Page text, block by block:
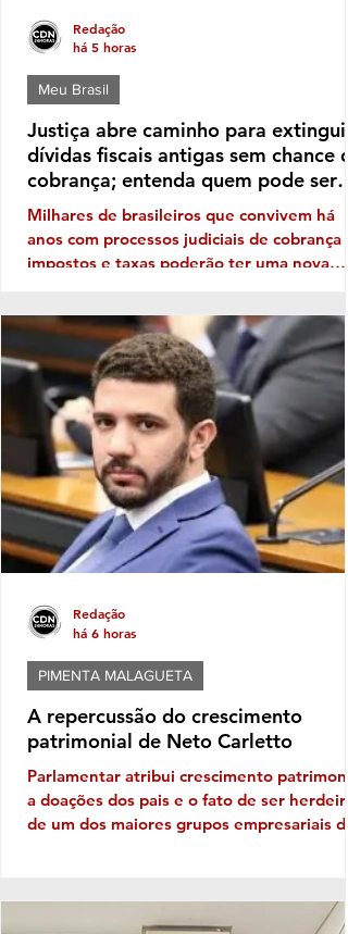
Justiça abre caminho para extinguir
dívidas fiscais antigas sem chance
cobrança; entenda quem pode ser
beneficiado
Milhares de brasileiros que convivem há
anos com processos judiciais de cobrança
impostos e taxas poderão ter uma nova
Nacional de Justiça (CNJ) autoriza os
tribunais a extinguir execuções fiscais
antigas que permanecem sem qualquer
perspectiva de recuperação dos valores. A
medida, no entanto, não significa um
generalizado das dívidas. Ela vale apenas
para processos específicos e depende de
análise individual da Justiça. A ini
Meu Brasil
Redação
há 5 horas
A repercussão do crescimento
patrimonial de Neto Carletto
Parlamentar atribui crescimento
a doações dos pais e o fato de ser herdeiro
de um dos maiores grupos empresariais da
pode isso! Carletinho, que diminuitivo só o
PIMENTA MALAGUETA
Redação
há 6 horas